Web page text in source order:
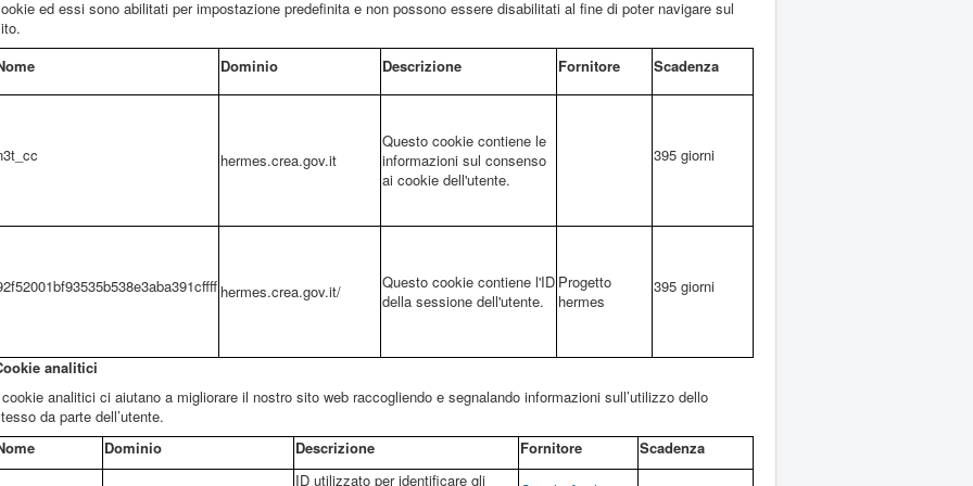
ed essi sono abilitati per impostazione predefinita e non possono essere disabilitati al fine di poter navigare sul
Dominio Descrizione Fornitore Scadenza
hermes.crea.gov.it
Questo cookie contiene le
informazioni sul consenso
ai cookie dell'utente.
395 giorni
hermes.crea.gov.it/
Questo cookie contiene l'ID
della sessione dell'utente.
Progetto
hermes
395 giorni
analitici
analitici ci aiutano a migliorare il nostro sito web raccogliendo e segnalando informazioni sull’utilizzo dello
da parte dell’utente.
Dominio Descrizione Fornitore Scadenza
ID utilizzato per identificare gli